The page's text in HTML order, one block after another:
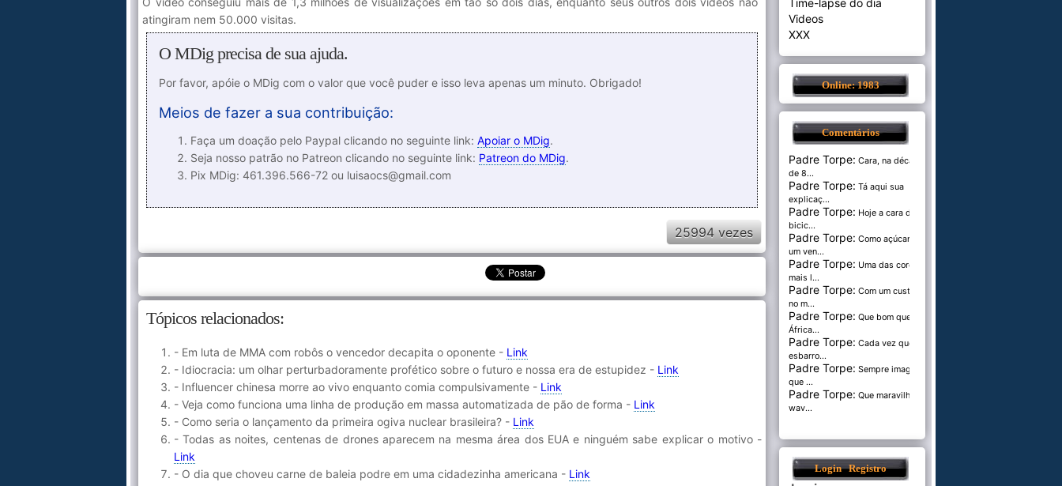
atingiram nem 50.000 visitas.
O MDig precisa de sua ajuda.
Por favor, apóie o MDig com o valor que você puder e isso leva apenas um minuto. Obrigado!
Meios de fazer a sua contribuição:
Faça um doação pelo Paypal clicando no seguinte link: Apoiar o MDig.
Seja nosso patrão no Patreon clicando no seguinte link: Patreon do MDig.
Pix MDig: 461.396.566-72 ou luisaocs@gmail.com
25994 vezes
Tópicos relacionados:
- Em luta de MMA com robôs o vencedor decapita o oponente - Link
- Idiocracia: um olhar perturbadoramente profético sobre o futuro e nossa era de estupidez - Link
- Influencer chinesa morre ao vivo enquanto comia compulsivamente - Link
- Veja como funciona uma linha de produção em massa automatizada de pão de forma - Link
- Como seria o lançamento da primeira ogiva nuclear brasileira? - Link
- Todas as noites, centenas de drones aparecem na mesma área dos EUA e ninguém sabe explicar o motivo -
Link
- O dia que choveu carne de baleia podre em uma cidadezinha americana - Link
Time-lapse do dia
Videos
XXX
Online: 1983
Comentários
Padre Torpe: Cara, na década
de 8...
Padre Torpe: Tá aqui sua
explicaç...
Padre Torpe: Hoje a cara de
bicic...
Padre Torpe: Como açúcar é
um ven...
Padre Torpe: Uma das cores
mais l...
Padre Torpe: Com um custo de
no m...
Padre Torpe: Que bom que a
África...
Padre Torpe: Cada vez que
esbarro...
Padre Torpe: Sempre imaginei
que ...
Padre Torpe: Que maravilha de
wav...
Login Registro